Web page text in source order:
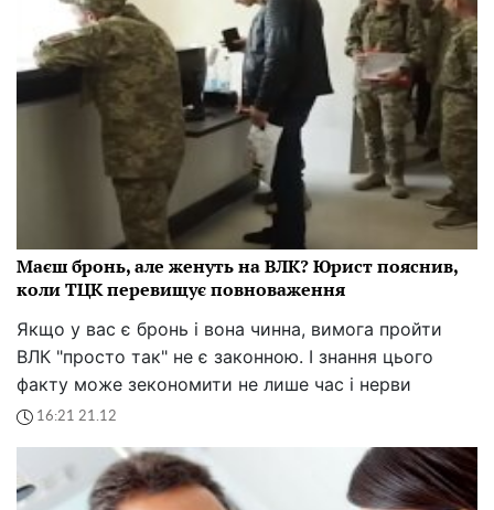
Маєш бронь, але женуть на ВЛК? Юрист пояснив,
коли ТЦК перевищує повноваження
Якщо у вас є бронь і вона чинна, вимога пройти
ВЛК "просто так" не є законною. І знання цього
факту може зекономити не лише час і нерви
16:21 21.12